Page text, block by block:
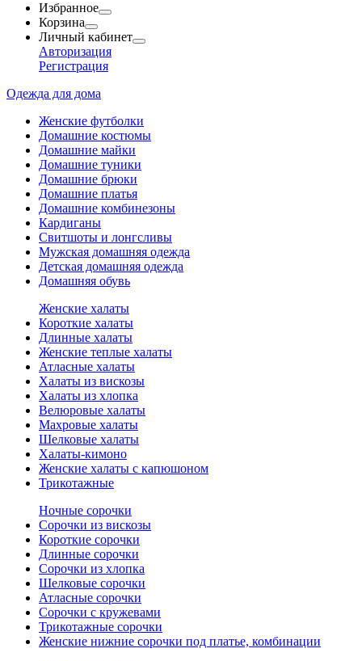
Избранное
Корзина
Личный кабинет
Авторизация
Регистрация
Одежда для дома
Женские футболки
Домашние костюмы
Домашние майки
Домашние туники
Домашние брюки
Домашние платья
Домашние комбинезоны
Кардиганы
Свитшоты и лонгсливы
Мужская домашняя одежда
Детская домашняя одежда
Домашняя обувь
Женские халаты
Короткие халаты
Длинные халаты
Женские теплые халаты
Атласные халаты
Халаты из вискозы
Халаты из хлопка
Велюровые халаты
Махровые халаты
Шелковые халаты
Халаты-кимоно
Женские халаты с капюшоном
Трикотажные
Ночные сорочки
Сорочки из вискозы
Короткие сорочки
Длинные сорочки
Сорочки из хлопка
Шелковые сорочки
Атласные сорочки
Сорочки с кружевами
Трикотажные сорочки
Женские нижние сорочки под платье, комбинации